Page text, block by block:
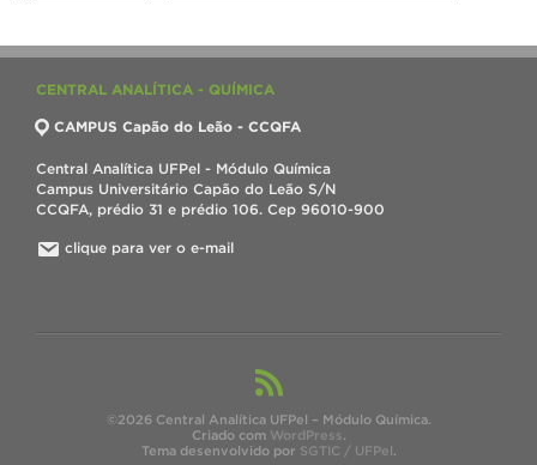
CENTRAL ANALÍTICA - QUÍMICA
CAMPUS Capão do Leão - CCQFA
Central Analítica UFPel - Módulo Química
Campus Universitário Capão do Leão S/N
CCQFA, prédio 31 e prédio 106. Cep 96010-900
clique para ver o e-mail
©2026 Central Analítica UFPel – Módulo Química.
Criado com WordPress.
Tema desenvolvido por SGTIC / UFPel.